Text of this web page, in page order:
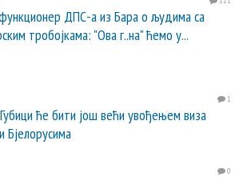
ДПС-а из Бара о људима са
тробојкама: "Ова г..на" ћемо у...
1
ће бити још већи увођењем виза
Бјелорусима
0